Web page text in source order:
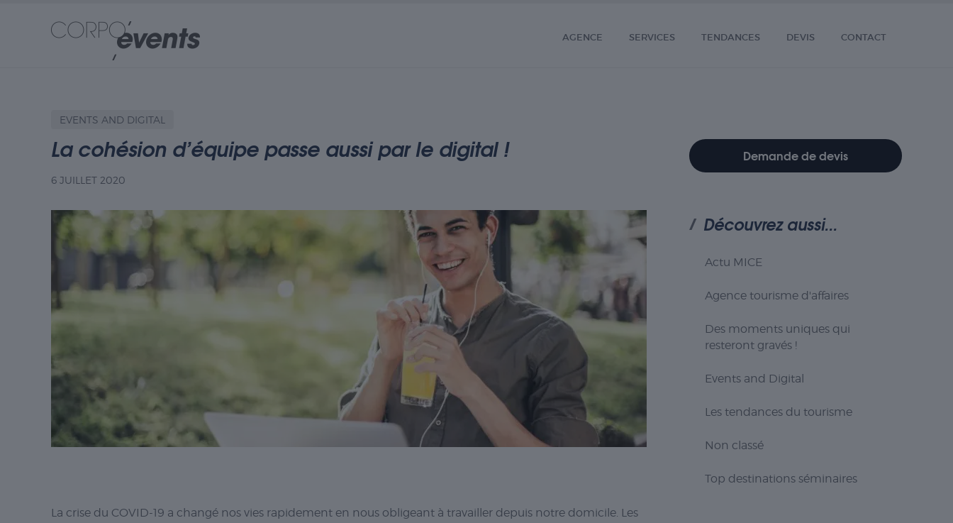
AGENCE SERVICES TENDANCES DEVIS CONTACT
EVENTS AND DIGITAL
La cohésion d’équipe passe aussi par le digital !
6 JUILLET 2020
La crise du COVID-19 a changé nos vies rapidement en nous obligeant à travailler depuis notre domicile. Les
Demande de devis
Découvrez aussi...
Actu MICE
Agence tourisme d'affaires
Des moments uniques qui
resteront gravés !
Events and Digital
Les tendances du tourisme
Non classé
Top destinations séminaires